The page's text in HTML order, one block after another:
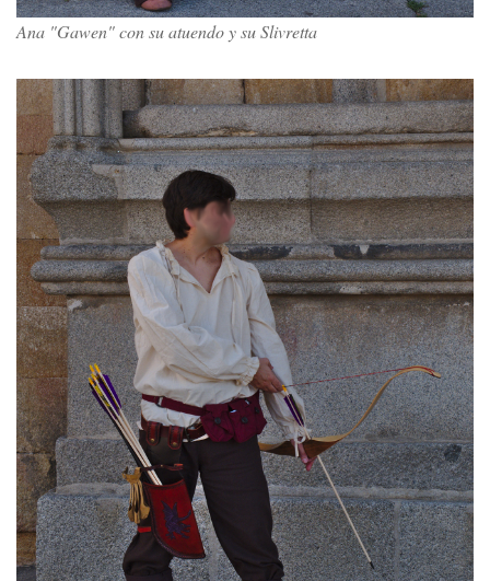
Ana "Gawen" con su atuendo y su Slivretta